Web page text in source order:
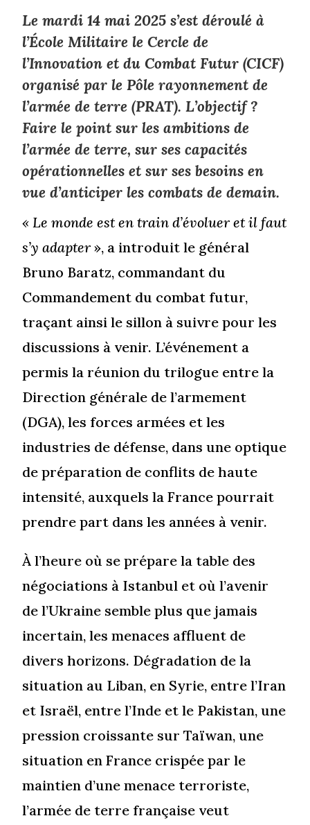
Le mardi 14 mai 2025 s’est déroulé à
l’École Militaire le Cercle de
l’Innovation et du Combat Futur (CICF)
organisé par le Pôle rayonnement de
l’armée de terre (PRAT). L’objectif ?
Faire le point sur les ambitions de
l’armée de terre, sur ses capacités
opérationnelles et sur ses besoins en
vue d’anticiper les combats de demain.
« Le monde est en train d’évoluer et il faut
s’y adapter», a introduit le général
Bruno Baratz, commandant du
Commandement du combat futur,
traçant ainsi le sillon à suivre pour les
discussions à venir. L’événement a
permis la réunion du trilogue entre la
Direction générale de l’armement
(DGA), les forces armées et les
industries de défense, dans une optique
de préparation de conflits de haute
intensité, auxquels la France pourrait
prendre part dans les années à venir.
À l’heure où se prépare la table des
négociations à Istanbul et où l’avenir
de l’Ukraine semble plus que jamais
incertain, les menaces affluent de
divers horizons. Dégradation de la
situation au Liban, en Syrie, entre l’Iran
et Israël, entre l’Inde et le Pakistan, une
pression croissante sur Taïwan, une
situation en France crispée par le
maintien d’une menace terroriste,
l’armée de terre française veut